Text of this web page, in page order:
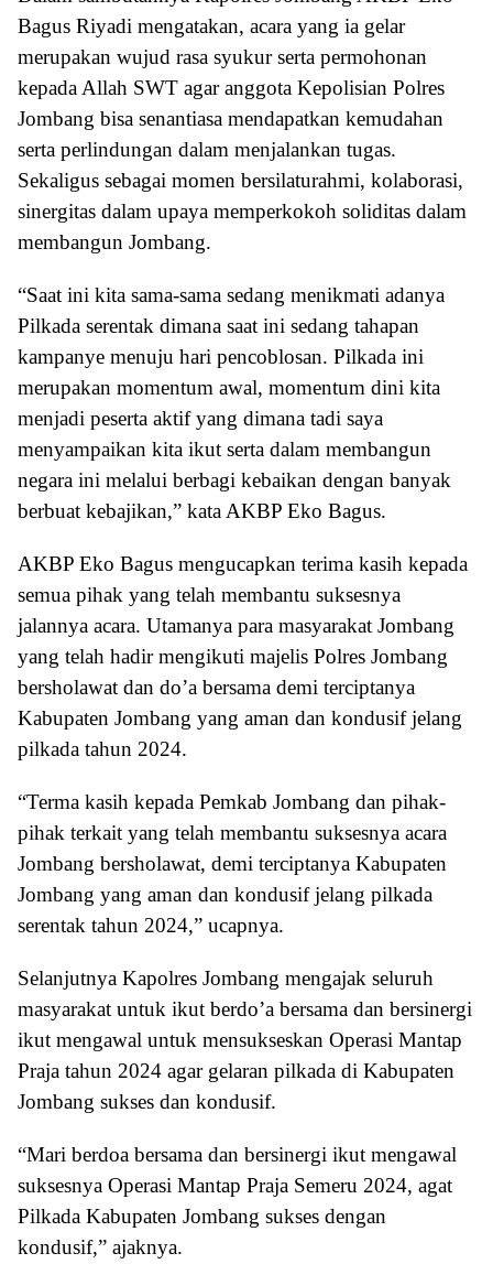
Bagus Riyadi mengatakan, acara yang ia gelar
merupakan wujud rasa syukur serta permohonan
kepada Allah SWT agar anggota Kepolisian Polres
Jombang bisa senantiasa mendapatkan kemudahan
serta perlindungan dalam menjalankan tugas.
Sekaligus sebagai momen bersilaturahmi, kolaborasi,
sinergitas dalam upaya memperkokoh soliditas dalam
membangun Jombang.
“Saat ini kita sama-sama sedang menikmati adanya
Pilkada serentak dimana saat ini sedang tahapan
kampanye menuju hari pencoblosan. Pilkada ini
merupakan momentum awal, momentum dini kita
menjadi peserta aktif yang dimana tadi saya
menyampaikan kita ikut serta dalam membangun
negara ini melalui berbagi kebaikan dengan banyak
berbuat kebajikan,” kata AKBP Eko Bagus.
AKBP Eko Bagus mengucapkan terima kasih kepada
semua pihak yang telah membantu suksesnya
jalannya acara. Utamanya para masyarakat Jombang
yang telah hadir mengikuti majelis Polres Jombang
bersholawat dan do’a bersama demi terciptanya
Kabupaten Jombang yang aman dan kondusif jelang
pilkada tahun 2024.
“Terma kasih kepada Pemkab Jombang dan pihak-
pihak terkait yang telah membantu suksesnya acara
Jombang bersholawat, demi terciptanya Kabupaten
Jombang yang aman dan kondusif jelang pilkada
serentak tahun 2024,” ucapnya.
Selanjutnya Kapolres Jombang mengajak seluruh
masyarakat untuk ikut berdo’a bersama dan bersinergi
ikut mengawal untuk mensukseskan Operasi Mantap
Praja tahun 2024 agar gelaran pilkada di Kabupaten
Jombang sukses dan kondusif.
“Mari berdoa bersama dan bersinergi ikut mengawal
suksesnya Operasi Mantap Praja Semeru 2024, agat
Pilkada Kabupaten Jombang sukses dengan
kondusif,” ajaknya.